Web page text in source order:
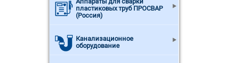
пластиковых труб ПРОСВАР
(Россия)
Канализационное
оборудование